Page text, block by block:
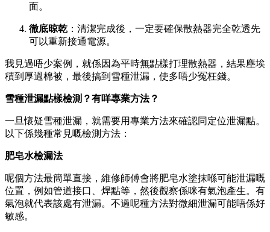
面。
徹底晾乾 ：清潔完成後，一定要確保散熱器完全乾透先
可以重新接通電源。
我見過唔少案例，就係因為平時無點樣打理散熱器，結果塵埃
積到厚過棉被，最後搞到雪種泄漏，使多唔少冤枉錢。
雪種泄漏點樣檢測？有咩專業方法？
一旦懷疑雪種泄漏，就需要用專業方法來確認同定位泄漏點。
以下係幾種常見嘅檢測方法：
肥皂水檢漏法
呢個方法最簡單直接，維修師傅會將肥皂水塗抹喺可能泄漏嘅
位置，例如管道接口、焊點等，然後觀察係咪有氣泡產生。有
氣泡就代表該處有泄漏。不過呢種方法對微細泄漏可能唔係好
敏感。